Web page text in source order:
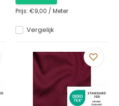
Vergelijk
Prijs: €9,00 / Meter